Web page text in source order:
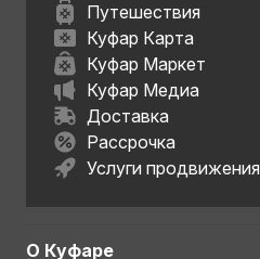
Путешествия
Куфар Карта
Куфар Маркет
Куфар Медиа
Доставка
Рассрочка
Услуги продвижения
О Куфаре